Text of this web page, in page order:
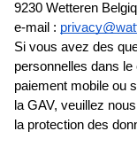
9230 Wetteren
e-mail :
Si vous avez des
personnelles dans
paiement mobile ou
la GAV, veuillez
la protection des